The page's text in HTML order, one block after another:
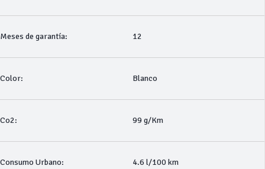
Meses de garantía: 12
Color: Blanco
Co2: 99 g/Km
Consumo Urbano: 4.6 l/100 km